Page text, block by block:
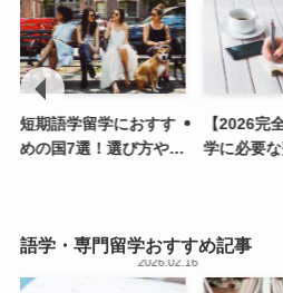
短期語学留学におすす
めの国7選！選び方や留
【2026完
学に必要
語学・専門留学おすすめ記事
2026.02.16